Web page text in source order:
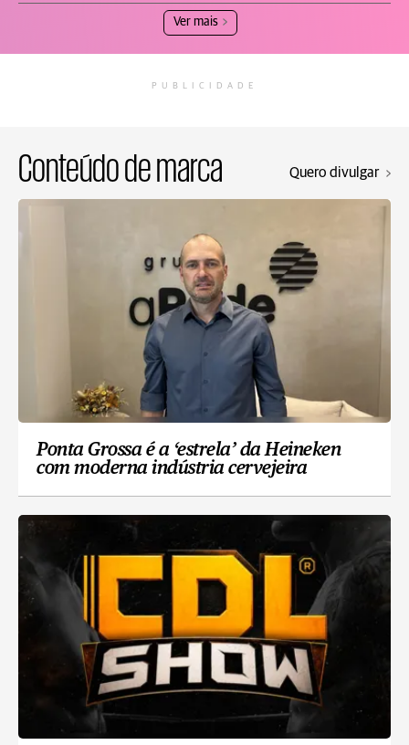
Ver mais
PUBLICIDADE
Conteúdo de marca Quero divulgar
Ponta Grossa é a ‘estrela’ da Heineken
com moderna indústria cervejeira